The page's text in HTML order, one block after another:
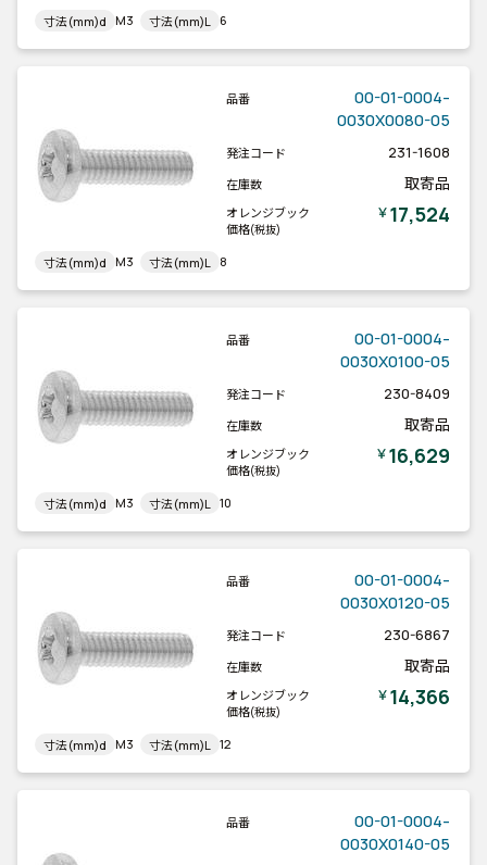
寸法(mm)d M3 寸法(mm)L 6
品番
00-01-0004-
0030X0080-05
発注コード 231-1608
在庫数 取寄品
オレンジブック
価格(税抜)
￥17,524
寸法(mm)d M3 寸法(mm)L 8
品番
00-01-0004-
0030X0100-05
発注コード 230-8409
在庫数 取寄品
オレンジブック
価格(税抜)
￥16,629
寸法(mm)d M3 寸法(mm)L 10
品番
00-01-0004-
0030X0120-05
発注コード 230-6867
在庫数 取寄品
オレンジブック
価格(税抜)
￥14,366
寸法(mm)d M3 寸法(mm)L 12
品番
00-01-0004-
0030X0140-05